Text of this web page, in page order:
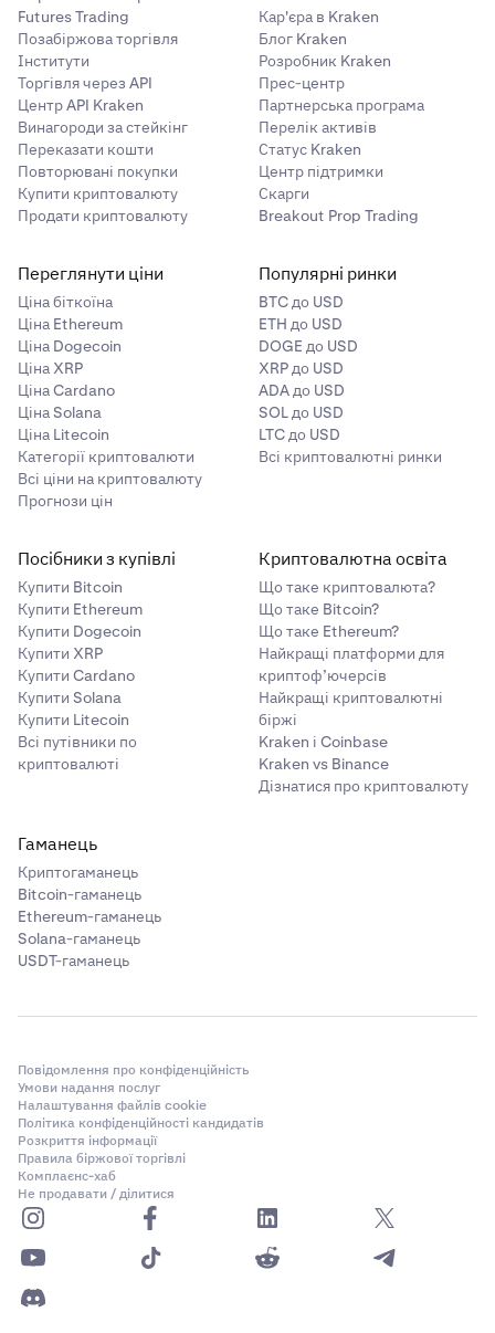
Futures Trading
Позабіржова торгівля
Інститути
Торгівля через API
Центр API Kraken
Винагороди за стейкінг
Переказати кошти
Повторювані покупки
Купити криптовалюту
Продати криптовалюту
Кар'єра в Kraken
Блог Kraken
Розробник Kraken
Прес-центр
Партнерська програма
Перелік активів
Статус Kraken
Центр підтримки
Скарги
Breakout Prop Trading
Переглянути ціни
Ціна біткоїна
Ціна Ethereum
Ціна Dogecoin
Ціна XRP
Ціна Cardano
Ціна Solana
Ціна Litecoin
Категорії криптовалюти
Всі ціни на криптовалюту
Прогнози цін
Популярні ринки
BTC до USD
ETH до USD
DOGE до USD
XRP до USD
ADA до USD
SOL до USD
LTC до USD
Всі криптовалютні ринки
Посібники з купівлі
Купити Bitcoin
Купити Ethereum
Купити Dogecoin
Купити XRP
Купити Cardano
Купити Solana
Купити Litecoin
Всі путівники по
криптовалюті
Криптовалютна освіта
Що таке криптовалюта?
Що таке Bitcoin?
Що таке Ethereum?
Найкращі платформи для
криптоф’ючерсів
Найкращі криптовалютні
біржі
Kraken і Coinbase
Kraken vs Binance
Дізнатися про криптовалюту
Гаманець
Криптогаманець
Bitcoin-гаманець
Ethereum-гаманець
Solana-гаманець
USDT-гаманець
Повідомлення про конфіденційність
Умови надання послуг
Налаштування файлів cookie
Політика конфіденційності кандидатів
Розкриття інформації
Правила біржової торгівлі
Комплаєнс-хаб
Не продавати / ділитися